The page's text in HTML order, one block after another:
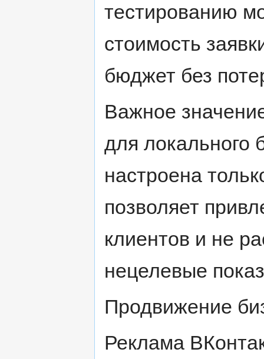
тестированию
стоимость
бюджет без
Важное
для локального
настроена
позволяет
клиентов и не
нецелевые
Продвижение
Реклама